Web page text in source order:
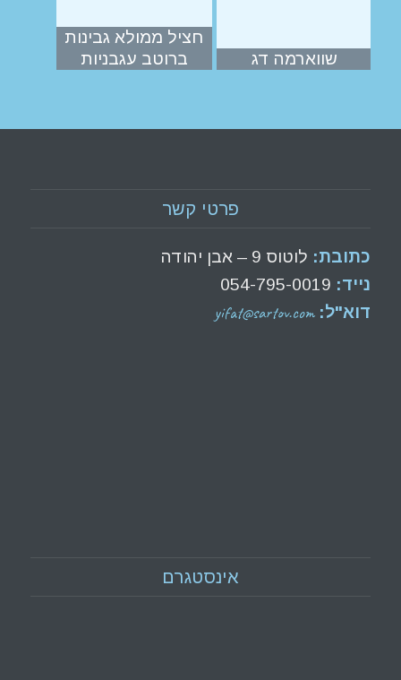
שווארמה דג
חציל ממולא גבינות
ברוטב עגבניות
פרטי קשר
כתובת: לוטוס 9 – אבן יהודה
נייד: 054-795-0019
דוא"ל:yifat@sartov.com
אינסטגרם